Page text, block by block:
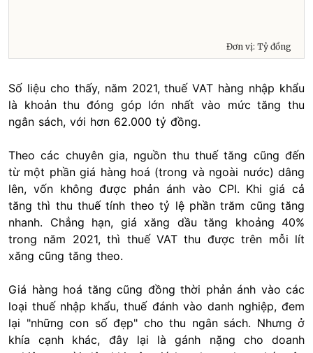
Số liệu cho thấy, năm 2021, thuế VAT hàng nhập khẩu
là khoản thu đóng góp lớn nhất vào mức tăng thu
ngân sách, với hơn 62.000 tỷ đồng.
Theo các chuyên gia, nguồn thu thuế tăng cũng đến
từ một phần giá hàng hoá (trong và ngoài nước) dâng
lên, vốn không được phản ánh vào CPI. Khi giá cả
tăng thì thu thuế tính theo tỷ lệ phần trăm cũng tăng
nhanh. Chẳng hạn, giá xăng dầu tăng khoảng 40%
trong năm 2021, thì thuế VAT thu được trên mỗi lít
xăng cũng tăng theo.
Giá hàng hoá tăng cũng đồng thời phản ánh vào các
loại thuế nhập khẩu, thuế đánh vào danh nghiệp, đem
lại "những con số đẹp" cho thu ngân sách. Nhưng ở
khía cạnh khác, đây lại là gánh nặng cho doanh